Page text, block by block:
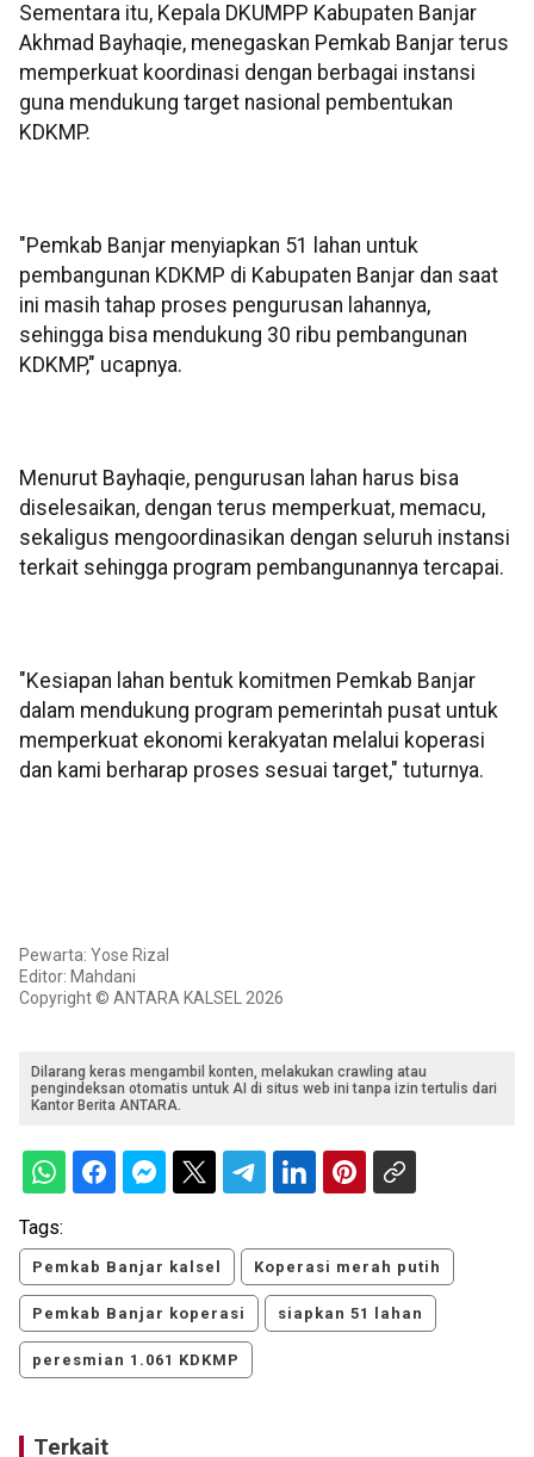
Sementara itu, Kepala DKUMPP Kabupaten Banjar
Akhmad Bayhaqie, menegaskan Pemkab Banjar terus
memperkuat koordinasi dengan berbagai instansi
guna mendukung target nasional pembentukan
KDKMP.
"Pemkab Banjar menyiapkan 51 lahan untuk
pembangunan KDKMP di Kabupaten Banjar dan saat
ini masih tahap proses pengurusan lahannya,
sehingga bisa mendukung 30 ribu pembangunan
KDKMP," ucapnya.
Menurut Bayhaqie, pengurusan lahan harus bisa
diselesaikan, dengan terus memperkuat, memacu,
sekaligus mengoordinasikan dengan seluruh instansi
terkait sehingga program pembangunannya tercapai.
"Kesiapan lahan bentuk komitmen Pemkab Banjar
dalam mendukung program pemerintah pusat untuk
memperkuat ekonomi kerakyatan melalui koperasi
dan kami berharap proses sesuai target," tuturnya.
Pewarta: Yose Rizal
Editor: Mahdani
Copyright © ANTARA KALSEL 2026
Dilarang keras mengambil konten, melakukan crawling atau
pengindeksan otomatis untuk AI di situs web ini tanpa izin tertulis dari
Kantor Berita ANTARA.
Tags:
Pemkab Banjar kalsel Koperasi merah putih
Pemkab Banjar koperasi siapkan 51 lahan
peresmian 1.061 KDKMP
Terkait